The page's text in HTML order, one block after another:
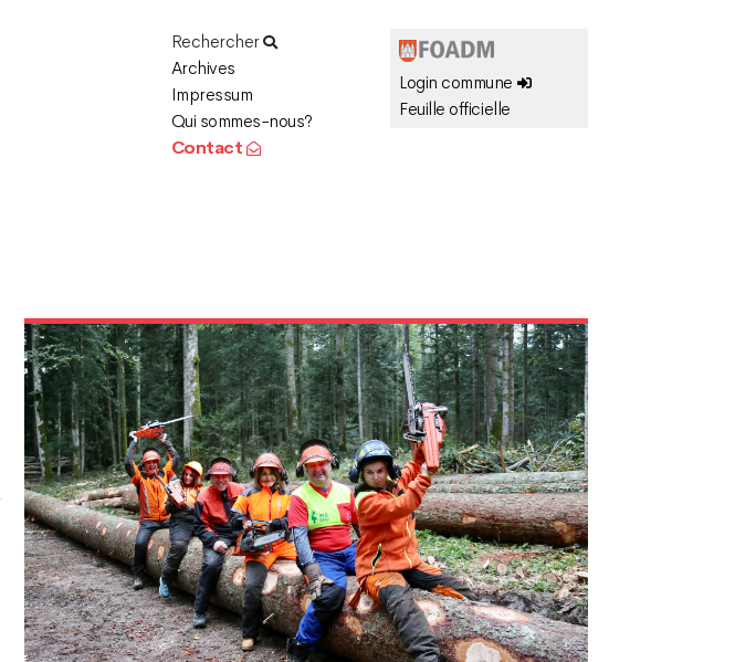
Rechercher
Archives
Impressum
Qui sommes-nous?
Contact
Login commune
Feuille officielle